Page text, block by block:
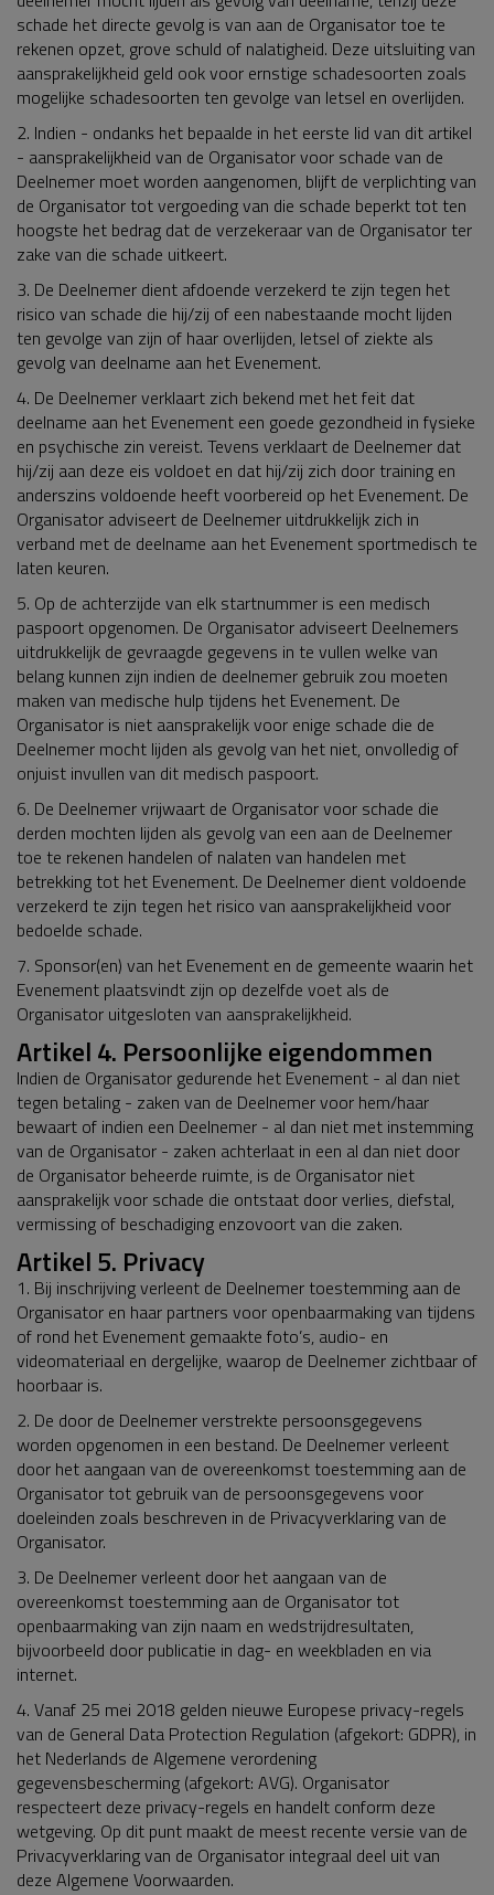
schade het directe gevolg is van aan de Organisator toe te
rekenen opzet, grove schuld of nalatigheid. Deze uitsluiting van
aansprakelijkheid geld ook voor ernstige schadesoorten zoals
mogelijke schadesoorten ten gevolge van letsel en overlijden.
2. Indien - ondanks het bepaalde in het eerste lid van dit artikel
- aansprakelijkheid van de Organisator voor schade van de
Deelnemer moet worden aangenomen, blijft de verplichting van
de Organisator tot vergoeding van die schade beperkt tot ten
hoogste het bedrag dat de verzekeraar van de Organisator ter
zake van die schade uitkeert.
3. De Deelnemer dient afdoende verzekerd te zijn tegen het
risico van schade die hij/zij of een nabestaande mocht lijden
ten gevolge van zijn of haar overlijden, letsel of ziekte als
gevolg van deelname aan het Evenement.
4. De Deelnemer verklaart zich bekend met het feit dat
deelname aan het Evenement een goede gezondheid in fysieke
en psychische zin vereist. Tevens verklaart de Deelnemer dat
hij/zij aan deze eis voldoet en dat hij/zij zich door training en
anderszins voldoende heeft voorbereid op het Evenement. De
Organisator adviseert de Deelnemer uitdrukkelijk zich in
verband met de deelname aan het Evenement sportmedisch te
laten keuren.
5. Op de achterzijde van elk startnummer is een medisch
paspoort opgenomen. De Organisator adviseert Deelnemers
uitdrukkelijk de gevraagde gegevens in te vullen welke van
belang kunnen zijn indien de deelnemer gebruik zou moeten
maken van medische hulp tijdens het Evenement. De
Organisator is niet aansprakelijk voor enige schade die de
Deelnemer mocht lijden als gevolg van het niet, onvolledig of
onjuist invullen van dit medisch paspoort.
6. De Deelnemer vrijwaart de Organisator voor schade die
derden mochten lijden als gevolg van een aan de Deelnemer
toe te rekenen handelen of nalaten van handelen met
betrekking tot het Evenement. De Deelnemer dient voldoende
verzekerd te zijn tegen het risico van aansprakelijkheid voor
bedoelde schade.
7. Sponsor(en) van het Evenement en de gemeente waarin het
Evenement plaatsvindt zijn op dezelfde voet als de
Organisator uitgesloten van aansprakelijkheid.
Artikel 4. Persoonlijke eigendommen
Indien de Organisator gedurende het Evenement - al dan niet
tegen betaling - zaken van de Deelnemer voor hem/haar
bewaart of indien een Deelnemer - al dan niet met instemming
van de Organisator - zaken achterlaat in een al dan niet door
de Organisator beheerde ruimte, is de Organisator niet
aansprakelijk voor schade die ontstaat door verlies, diefstal,
vermissing of beschadiging enzovoort van die zaken.
Artikel 5. Privacy
1. Bij inschrijving verleent de Deelnemer toestemming aan de
Organisator en haar partners voor openbaarmaking van tijdens
of rond het Evenement gemaakte foto’s, audio- en
videomateriaal en dergelijke, waarop de Deelnemer zichtbaar of
hoorbaar is.
2. De door de Deelnemer verstrekte persoonsgegevens
worden opgenomen in een bestand. De Deelnemer verleent
door het aangaan van de overeenkomst toestemming aan de
Organisator tot gebruik van de persoonsgegevens voor
doeleinden zoals beschreven in de Privacyverklaring van de
Organisator.
3. De Deelnemer verleent door het aangaan van de
overeenkomst toestemming aan de Organisator tot
openbaarmaking van zijn naam en wedstrijdresultaten,
bijvoorbeeld door publicatie in dag- en weekbladen en via
internet.
4. Vanaf 25 mei 2018 gelden nieuwe Europese privacy-regels
van de General Data Protection Regulation (afgekort: GDPR), in
het Nederlands de Algemene verordening
gegevensbescherming (afgekort: AVG). Organisator
respecteert deze privacy-regels en handelt conform deze
wetgeving. Op dit punt maakt de meest recente versie van de
Privacyverklaring van de Organisator integraal deel uit van
deze Algemene Voorwaarden.